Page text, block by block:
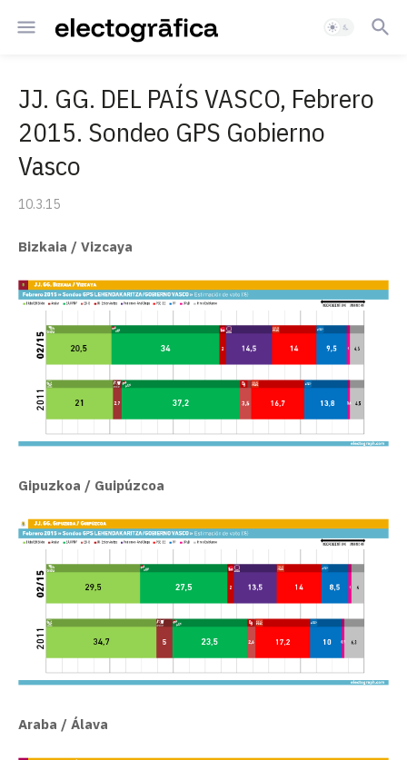
JJ. GG. DEL PAÍS VASCO, Febrero
2015. Sondeo GPS Gobierno
Vasco
10.3.15
Bizkaia / Vizcaya
Gipuzkoa / Guipúzcoa
Araba / Álava